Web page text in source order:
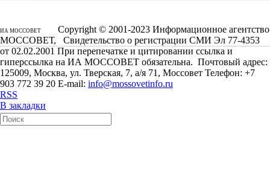
ИА МОССОВЕТ
Copyright © 2001-2023 Информационное агентство
МОССОВЕТ, Свидетельство о регистрации СМИ Эл 77-4353
от 02.02.2001 При перепечатке и цитировании ссылка и
гиперссылка на ИА МОССОВЕТ обязательна. Почтовый адрес:
125009, Москва, ул. Тверская, 7, а/я 71, Моссовет Телефон: +7
903 772 39 20 E-mail: info@mossovetinfo.ru
RSS
В закладки